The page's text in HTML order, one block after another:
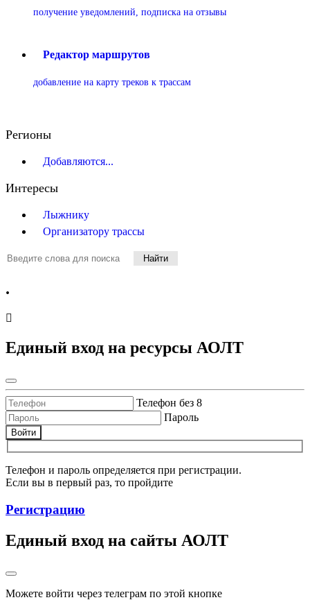
получение уведомлений, подписка на отзывы
Редактор маршрутов
добавление на карту треков к трассам
Регионы
Добавляются...
Интересы
Лыжнику
Организатору трассы
Найти
.
Единый вход на ресурсы АОЛТ
Телефон без 8
Пароль
Войти
Телефон и пароль определяется при регистрации.
Если вы в первый раз, то пройдите
Регистрацию
Единый вход на сайты АОЛТ
Можете войти через телеграм по этой кнопке